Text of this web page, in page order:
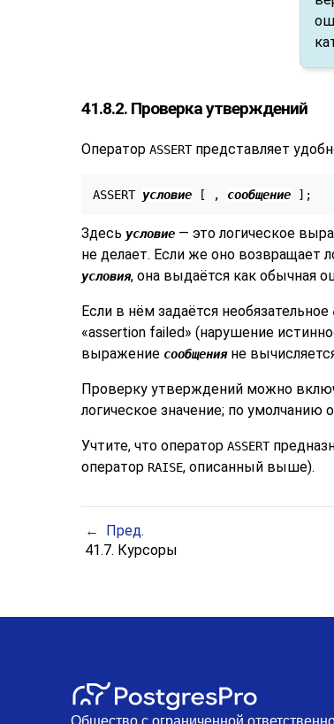
41.8.2. Проверка утверждений
Оператор ASSERTпредставляет
ASSERT условие [ , сообщение
Здесь условие — это логическое
не делает. Если же оно возвращает
условия, она выдаётся как обычная
Если в нём задаётся необязательное
«assertion failed» (нарушение
выражение сообщенияне
Проверку утверждений можно
логическое значение; по умолчанию
Учтите, что оператор ASSERT
оператор RAISE, описанный выше).
Пред.
41.7. Курсоры